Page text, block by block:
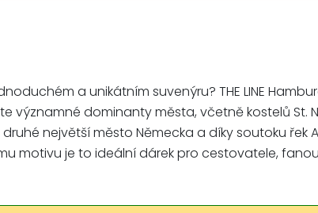
a unikátním suvenýru? THE LINE
významné dominanty města, včetně kostelů St.
největší město Německa a díky soutoku řek
motivu je to ideální dárek pro cestovatele,